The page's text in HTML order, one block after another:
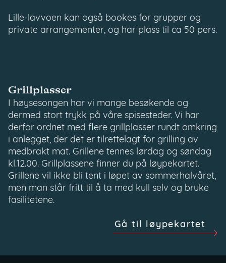
Lille-lavvoen kan også bookes for grupper og
private arrangementer, og har plass til ca 50 pers.
Grillplasser
I høysesongen har vi mange besøkende og
dermed stort trykk på våre spisesteder. Vi har
derfor ordnet med flere grillplasser rundt omkring
i anlegget, der det er tilrettelagt for grilling av
medbrakt mat. Grillene tennes lørdag og søndag
kl.12.00. Grillplassene finner du på løypekartet.
Grillene vil ikke bli tent i løpet av sommerhalvåret,
men man står fritt til å ta med kull selv og bruke
fasilitetene.
Gå til løypekartet